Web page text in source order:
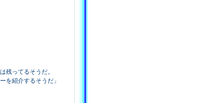
残ってるそうだ。
紹介するそうだ」